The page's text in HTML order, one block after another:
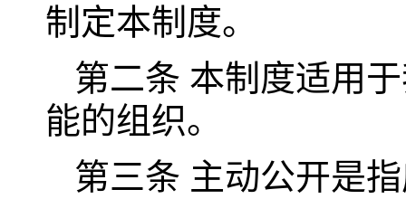
制定本制度。
第二条 本制度适用
能的组织。
第三条 主动公开是